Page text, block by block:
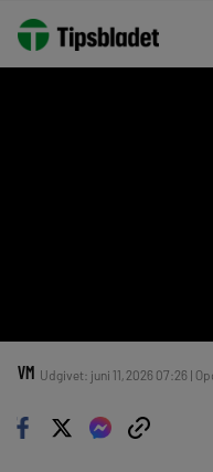
VM Udgivet: juni 11, 2026 07:26 |